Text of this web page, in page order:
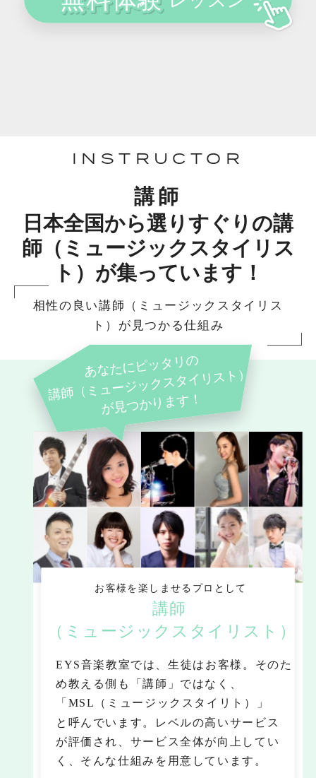
INSTRUCTOR
講師
日本全国から選りすぐりの講
師（ミュージックスタイリス
ト）が集っています！
相性の良い講師（ミュージックスタイリス
ト）が見つかる仕組み